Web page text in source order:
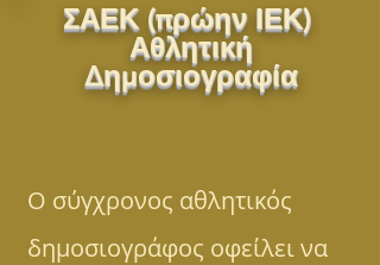
ΣΑΕΚ (πρώην ΙΕΚ)
Αθλητική
Δημοσιογραφία
Ο σύγχρονος αθλητικός
δημοσιογράφος οφείλει να